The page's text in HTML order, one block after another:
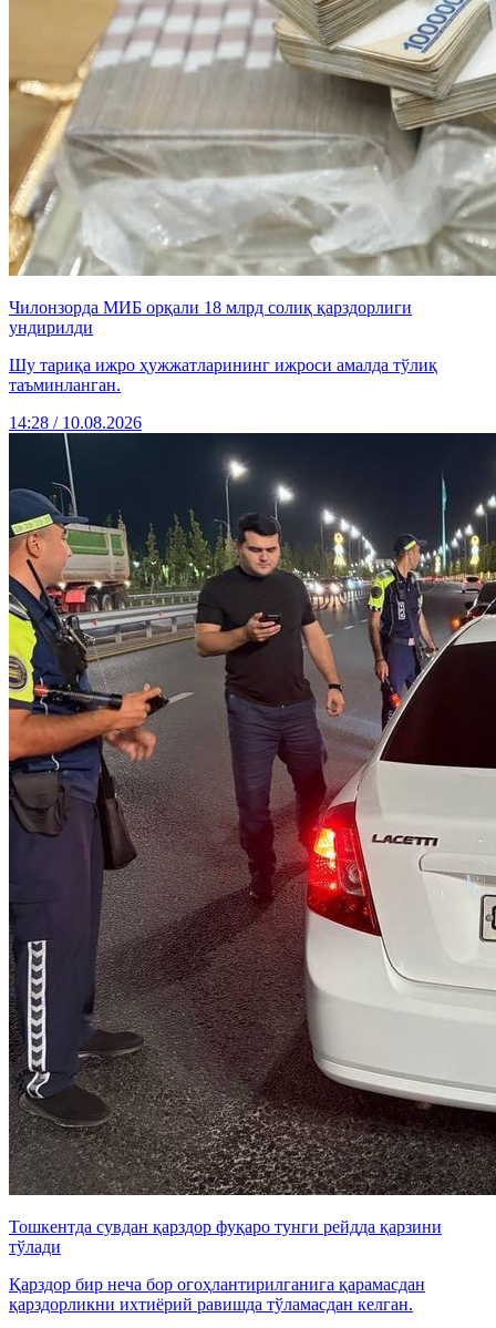
Чилонзорда МИБ орқали 18 млрд солиқ қарздорлиги
ундирилди
Шу тариқа ижро ҳужжатларининг ижроси амалда тўлиқ
таъминланган.
14:28 / 10.08.2026
Тошкентда сувдан қарздор фуқаро тунги рейдда қарзини
тўлади
Қарздор бир неча бор огоҳлантирилганига қарамасдан
қарздорликни ихтиёрий равишда тўламасдан келган.